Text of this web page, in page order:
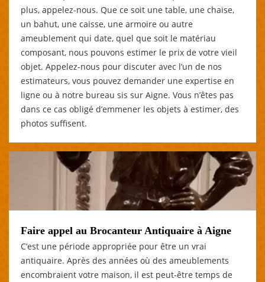
plus, appelez-nous. Que ce soit une table, une chaise,
un bahut, une caisse, une armoire ou autre
ameublement qui date, quel que soit le matériau
composant, nous pouvons estimer le prix de votre vieil
objet. Appelez-nous pour discuter avec l’un de nos
estimateurs, vous pouvez demander une expertise en
ligne ou à notre bureau sis sur Aigne. Vous n’êtes pas
dans ce cas obligé d’emmener les objets à estimer, des
photos suffisent.
Faire appel au Brocanteur Antiquaire à Aigne
C’est une période appropriée pour être un vrai
antiquaire. Après des années où des ameublements
encombraient votre maison, il est peut-être temps de